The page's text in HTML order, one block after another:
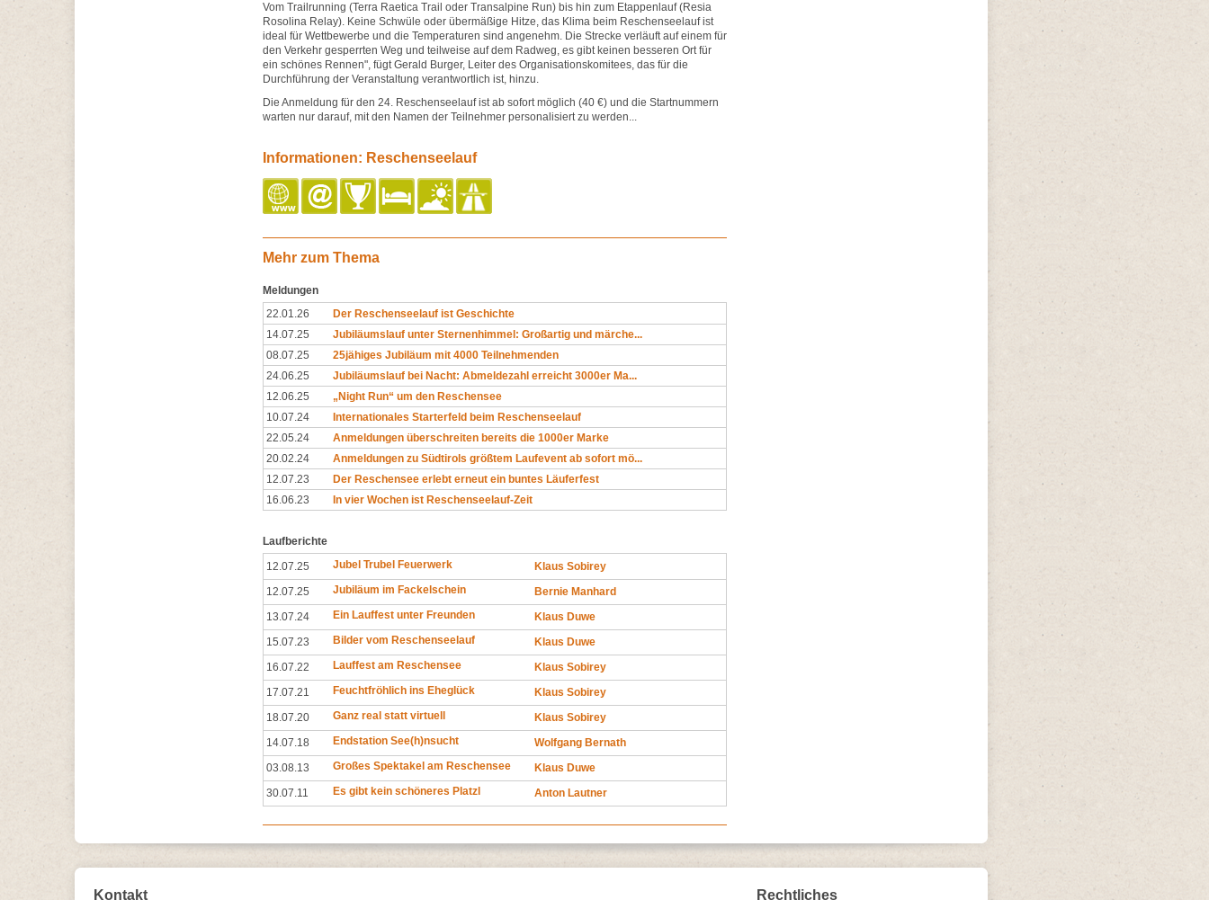
Vom Trailrunning (Terra Raetica Trail oder Transalpine Run) bis hin zum Etappenlauf (Resia
Rosolina Relay). Keine Schwüle oder übermäßige Hitze, das Klima beim Reschenseelauf ist
ideal für Wettbewerbe und die Temperaturen sind angenehm. Die Strecke verläuft auf einem für
den Verkehr gesperrten Weg und teilweise auf dem Radweg, es gibt keinen besseren Ort für
ein schönes Rennen", fügt Gerald Burger, Leiter des Organisationskomitees, das für die
Durchführung der Veranstaltung verantwortlich ist, hinzu.
Die Anmeldung für den 24. Reschenseelauf ist ab sofort möglich (40 €) und die Startnummern
warten nur darauf, mit den Namen der Teilnehmer personalisiert zu werden...
Informationen: Reschenseelauf
Mehr zum Thema
Meldungen
22.01.26
Der Reschenseelauf ist Geschichte
14.07.25
Jubiläumslauf unter Sternenhimmel: Großartig und märche...
08.07.25
25jähiges Jubiläum mit 4000 Teilnehmenden
24.06.25
Jubiläumslauf bei Nacht: Abmeldezahl erreicht 3000er Ma...
12.06.25
„Night Run“ um den Reschensee
10.07.24
Internationales Starterfeld beim Reschenseelauf
22.05.24
Anmeldungen überschreiten bereits die 1000er Marke
20.02.24
Anmeldungen zu Südtirols größtem Laufevent ab sofort mö...
12.07.23
Der Reschensee erlebt erneut ein buntes Läuferfest
16.06.23
In vier Wochen ist Reschenseelauf-Zeit
Laufberichte
12.07.25
Jubel Trubel Feuerwerk
Klaus Sobirey
12.07.25
Jubiläum im Fackelschein
Bernie Manhard
13.07.24
Ein Lauffest unter Freunden
Klaus Duwe
15.07.23
Bilder vom Reschenseelauf
Klaus Duwe
16.07.22
Lauffest am Reschensee
Klaus Sobirey
17.07.21
Feuchtfröhlich ins Eheglück
Klaus Sobirey
18.07.20
Ganz real statt virtuell
Klaus Sobirey
14.07.18
Endstation See(h)nsucht
Wolfgang Bernath
03.08.13
Großes Spektakel am Reschensee
Klaus Duwe
30.07.11
Es gibt kein schöneres Platzl Anton Lautner
Kontakt Rechtliches